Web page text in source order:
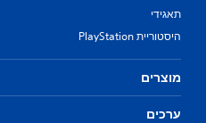
תאגידי
היסטוריית PlayStation
מוצרים
ערכים